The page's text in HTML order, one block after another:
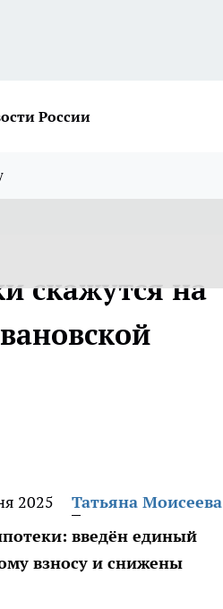
России
скажутся на
2025
Татьяна Моисеева
введён единый
взносу и снижены